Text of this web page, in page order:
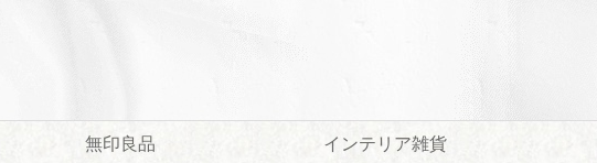
無印良品 インテリア雑貨